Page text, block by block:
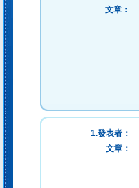
文章：
1.發表者：
文章：